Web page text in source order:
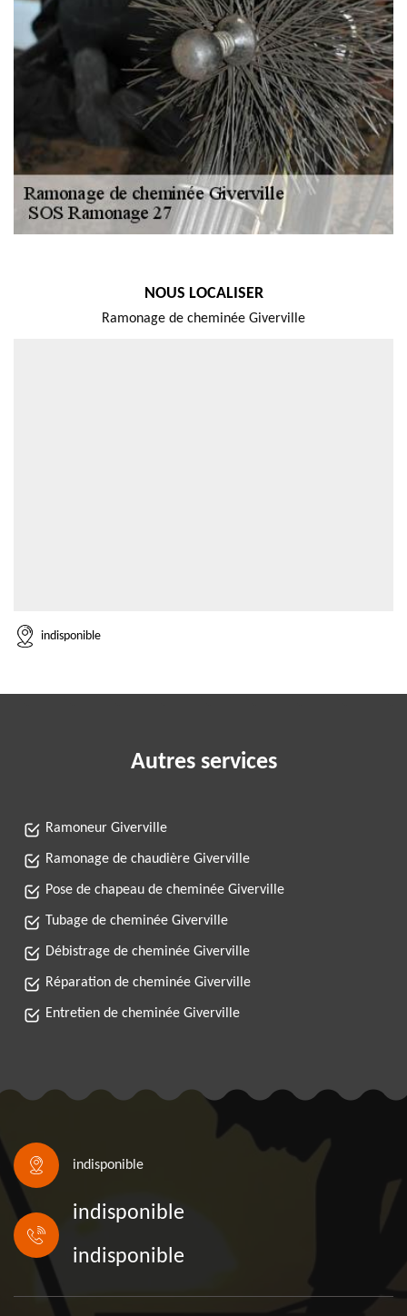
NOUS LOCALISER
Ramonage de cheminée Giverville
indisponible
Autres services
Ramoneur Giverville
Ramonage de chaudière Giverville
Pose de chapeau de cheminée Giverville
Tubage de cheminée Giverville
Débistrage de cheminée Giverville
Réparation de cheminée Giverville
Entretien de cheminée Giverville
indisponible
indisponible
indisponible